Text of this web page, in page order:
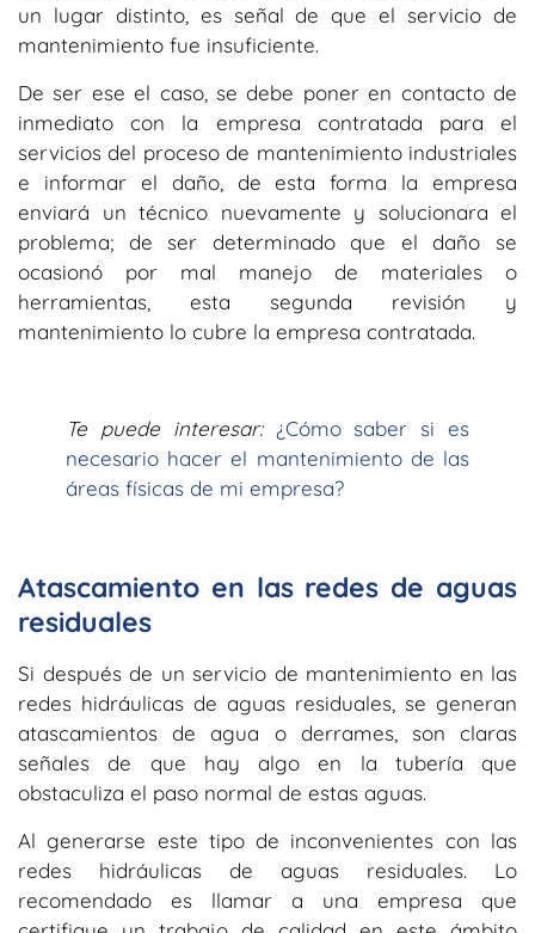
un lugar distinto, es señal de que el servicio de
mantenimiento fue insuficiente.
De ser ese el caso, se debe poner en contacto de
inmediato con la empresa contratada para el
servicios del proceso de mantenimiento industriales
e informar el daño, de esta forma la empresa
enviará un técnico nuevamente y solucionara el
problema; de ser determinado que el daño se
ocasionó por mal manejo de materiales o
herramientas, esta segunda revisión y
mantenimiento lo cubre la empresa contratada.
Te puede interesar: ¿Cómo saber si es
necesario hacer el mantenimiento de las
áreas físicas de mi empresa?
Atascamiento en las redes de aguas
residuales
Si después de un servicio de mantenimiento en las
redes hidráulicas de aguas residuales, se generan
atascamientos de agua o derrames, son claras
señales de que hay algo en la tubería que
obstaculiza el paso normal de estas aguas.
Al generarse este tipo de inconvenientes con las
redes hidráulicas de aguas residuales. Lo
recomendado es llamar a una empresa que